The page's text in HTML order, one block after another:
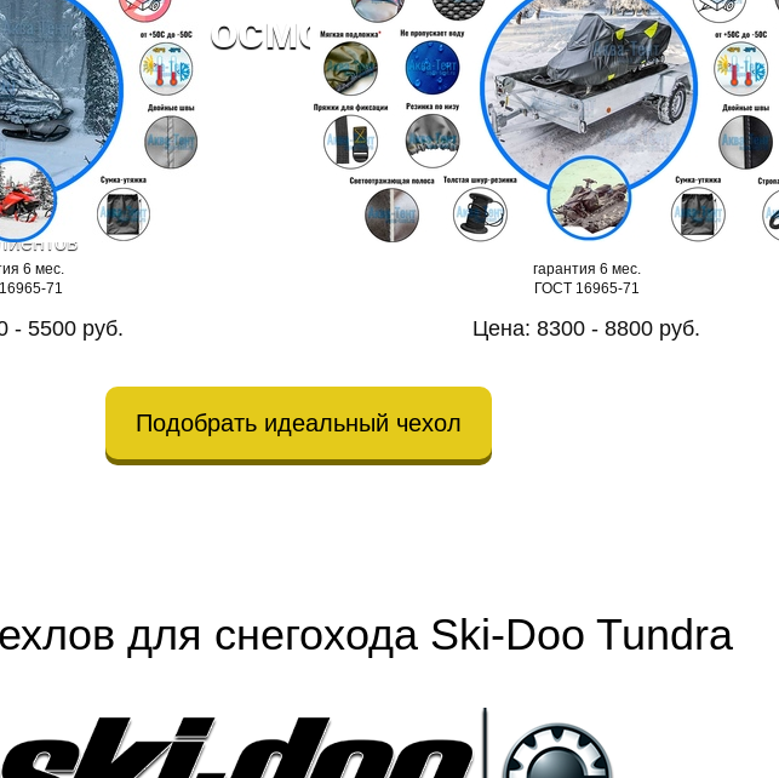
после осмотра
6 мес.
71
- 5500 руб.
гарантия 6 мес.
ГОСТ 16965-71
Цена: 8300 - 8800 руб.
Подобрать идеальный чехол
для снегохода Ski-Doo Tundra